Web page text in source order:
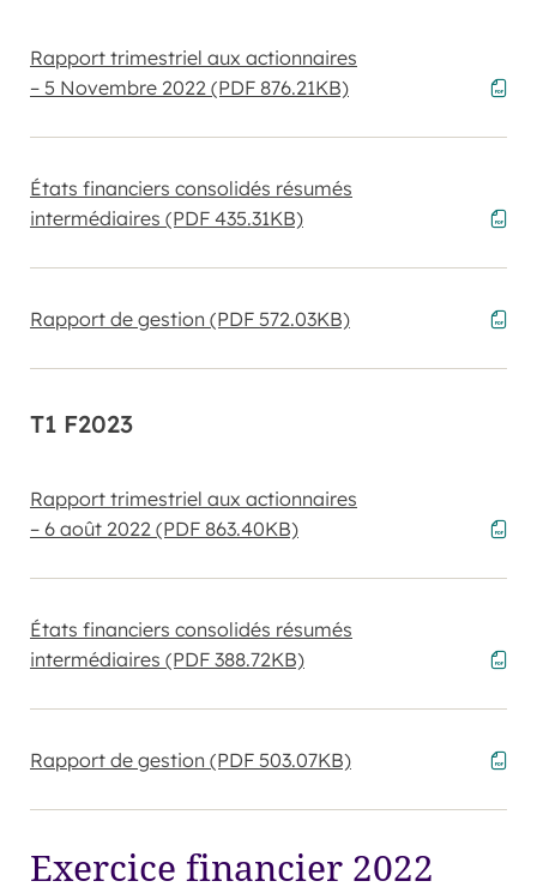
Rapport trimestriel aux actionnaires
– 5 Novembre 2022 (PDF 876.21KB)
États financiers consolidés résumés
intermédiaires (PDF 435.31KB)
Rapport de gestion (PDF 572.03KB)
T1 F2023
Rapport trimestriel aux actionnaires
– 6 août 2022 (PDF 863.40KB)
États financiers consolidés résumés
intermédiaires (PDF 388.72KB)
Rapport de gestion (PDF 503.07KB)
Exercice financier 2022